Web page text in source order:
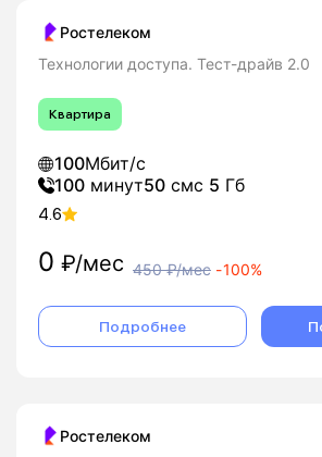
Ростелеком
Технологии доступа. Тест-драйв 2.0
Квартира
100Мбит/с
100 минут50 смс 5 Гб
4.6
0 ₽/мес 450₽/мес -100%
Подробнее
Ростелеком